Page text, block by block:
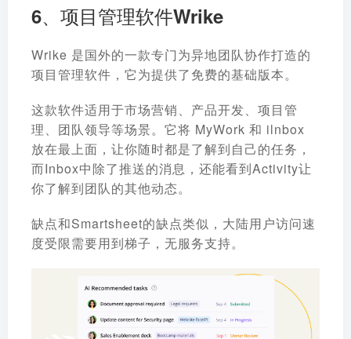
6、项目管理软件Wrike
Wrike 是国外的一款专门为异地团队协作打造的
项目管理软件，它为提供了免费的基础版本。
这款软件适用于市场营销、产品开发、项目管
理、团队领导等场景。它将 MyWork 和 ilnbox
放在最上面，让你随时都是了解到自己的任务，
而Inbox中除了推送的消息，还能看到Activity让
你了解到团队的其他动态。
缺点和Smartsheet的缺点类似，大陆用户访问速
度受限需要用到梯子，无服务支持。